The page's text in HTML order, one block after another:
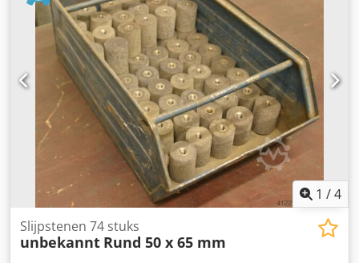
1 /4
Slijpstenen 74 stuks
unbekannt Rund 50 x 65 mm